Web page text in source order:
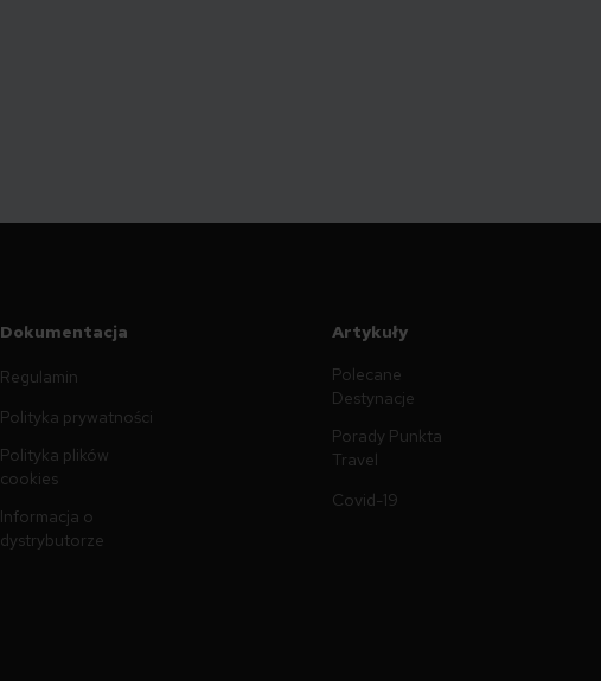
Dokumentacja
Regulamin
Polityka prywatności
Polityka plików
cookies
Informacja o
dystrybutorze
Artykuły
Polecane
Destynacje
Porady Punkta
Travel
Covid-19